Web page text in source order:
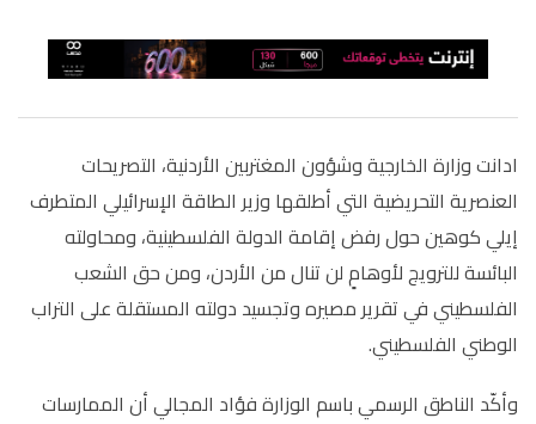
ادانت وزارة الخارجية وشؤون المغتربين الأردنية، التصريحات
العنصرية التحريضية التي أطلقها وزير الطاقة الإسرائيلي المتطرف
إيلي كوهين حول رفض إقامة الدولة الفلسطينية، ومحاولته
البائسة للترويج لأوهامٍ لن تنال من الأردن، ومن حق الشعب
الفلسطيني في تقرير مصيره وتجسيد دولته المستقلة على التراب
الوطني الفلسطيني.
وأكّد الناطق الرسمي باسم الوزارة فؤاد المجالي أن الممارسات